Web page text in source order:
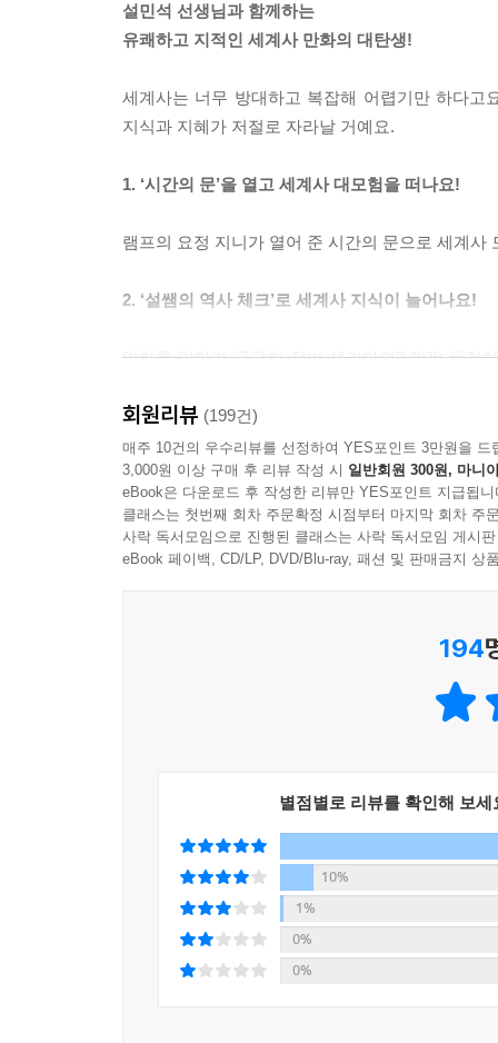
설민석 선생님과 함께하는
유쾌하고 지적인 세계사 만화의 대탄생!
세계사는 너무 방대하고 복잡해 어렵기만 하다
지식과 지혜가 저절로 자라날 거예요.
1. ‘시간의 문’을 열고 세계사 대모험을 떠나요!
램프의 요정 지니가 열어 준 시간의 문으로 세계
2. ‘설쌤의 역사 체크’로 세계사 지식이 늘어나요!
만화를 읽다가 궁금한 점이 생긴다면? 깜짝 등장
3. 과거부터 현재까지 세계를 깊이 있게 이해해요!
더 ‘설쌤의 역사 토크’로 세계사를 더 깊이 있게, ‘
대한 이해도를 높였어요.
‘술술 풀리는 세계사 퀴즈’로 내용을 복습하고
단어와 그림의 짝을 맞추는 메모리 카드로 가족
[세계사 메모리 카드]
세계사 메모리 카드로 기억력 게임을 즐겨 보
무엇보다도 가족, 친구들과 함께 즐길 수 있다는 사
회원리뷰 (199건)
매주 10건의 우수리뷰를 선정하여 YES포인트 3만원을 드
3,000원 이상 구매 후 리뷰 작성 시 일반회원 300원, 마니
eBook은 다운로드 후 작성한 리뷰만 YES포인트 지급됩니
클래스는 첫번째 회차 주문확정 시점부터 마지막 회차 주
사락 독서모임으로 진행된 클래스는 사락 독서모임 게시
eBook 페이백, CD/LP, DVD/Blu-ray, 패션 및 판매금지 상
194
별점별로 리뷰를 확인해 보세
10%
1%
0%
0%